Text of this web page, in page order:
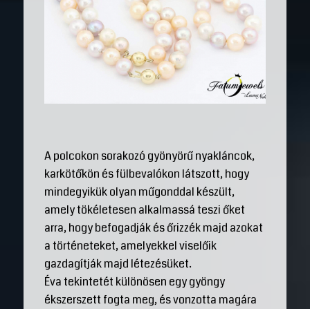
A polcokon sorakozó gyönyörű nyakláncok,
karkötőkön és fülbevalókon látszott, hogy
mindegyikük olyan műgonddal készült,
amely tökéletesen alkalmassá teszi őket
arra, hogy befogadják és őrizzék majd azokat
a történeteket, amelyekkel viselőik
gazdagítják majd létezésüket.
Éva tekintetét különösen egy gyöngy
ékszerszett fogta meg, és vonzotta magára